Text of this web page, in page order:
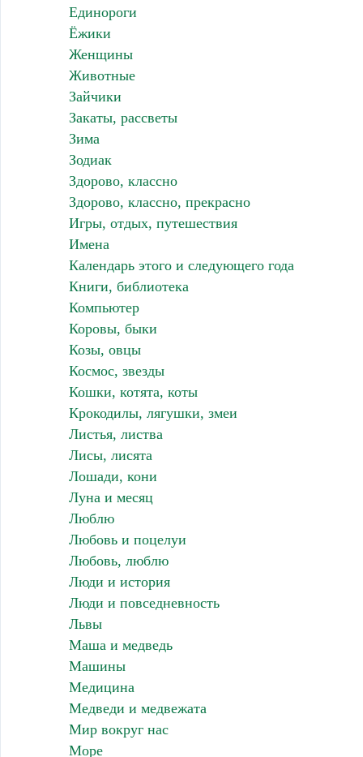
Единороги
Ёжики
Женщины
Животные
Зайчики
Закаты, рассветы
Зима
Зодиак
Здорово, классно
Здорово, классно, прекрасно
Игры, отдых, путешествия
Имена
Календарь этого и следующего года
Книги, библиотека
Компьютер
Коровы, быки
Козы, овцы
Космос, звезды
Кошки, котята, коты
Крокодилы, лягушки, змеи
Листья, листва
Лисы, лисята
Лошади, кони
Луна и месяц
Люблю
Любовь и поцелуи
Любовь, люблю
Люди и история
Люди и повседневность
Львы
Маша и медведь
Машины
Медицина
Медведи и медвежата
Мир вокруг нас
Море